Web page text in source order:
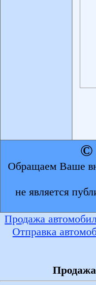
©
Обращаем Ваше
не является
Продажа
Отправка